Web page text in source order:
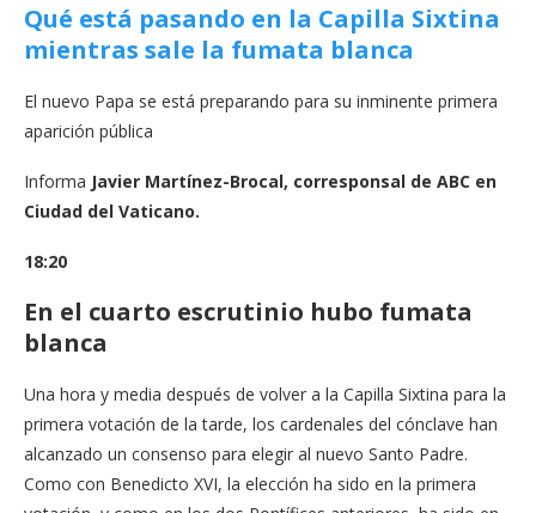
Qué está pasando en la Capilla Sixtina
mientras sale la fumata blanca
El nuevo Papa se está preparando para su inminente primera
aparición pública
Informa Javier Martínez-Brocal, corresponsal de ABC en
Ciudad del Vaticano.
18:20
En el cuarto escrutinio hubo fumata
blanca
Una hora y media después de volver a la Capilla Sixtina para la
primera votación de la tarde, los cardenales del cónclave han
alcanzado un consenso para elegir al nuevo Santo Padre.
Como con Benedicto XVI, la elección ha sido en la primera